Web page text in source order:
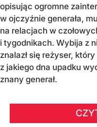
opisując ogromne
w ojczyźnie generała,
na relacjach w
i tygodnikach. Wybija z
znalazł się reżyser,
z jakiego dna upadku
znany generał.